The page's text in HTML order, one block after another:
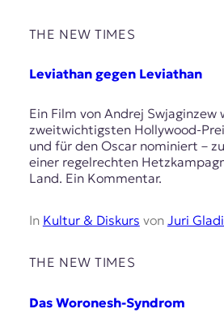
THE NEW TIMES
Leviathan gegen Leviathan
Ein Film von Andrej
zweitwichtigsten Hollywood-
und für den Oscar nominiert –
einer regelrechten
Land. Ein Kommentar.
In Kultur & Diskurs von Juri
THE NEW TIMES
Das Woronesh-Syndrom